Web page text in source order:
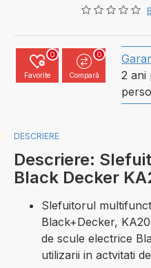
Favorite
0
Compară
0
2 ani
DESCRIERE
Descriere:
Black Decker
Slefuitorul
Black+Decker,
de scule electrice
utilizarii in actvitati